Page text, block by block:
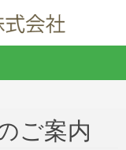
ご案内